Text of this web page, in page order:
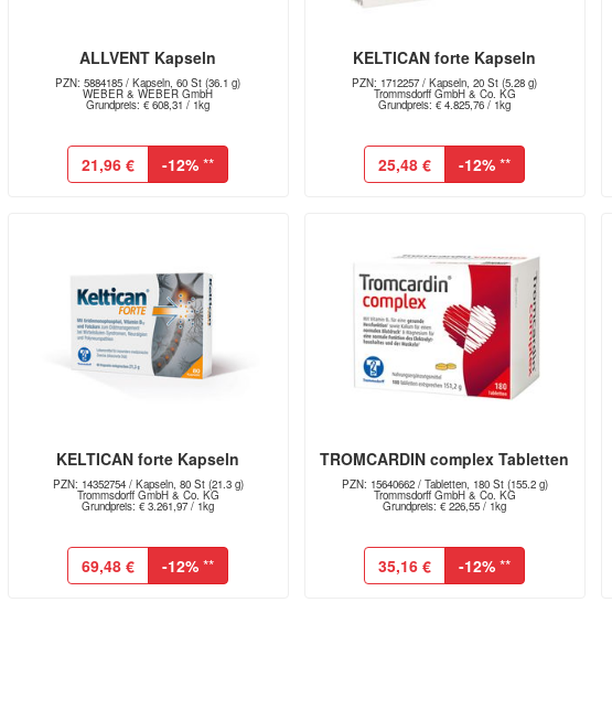
ALLVENT Kapseln
PZN: 5884185 / Kapseln, 60 St (36.1 g)
WEBER & WEBER GmbH
Grundpreis: € 608,31 / 1kg
21,96 € -12% **
KELTICAN forte Kapseln
PZN: 1712257 / Kapseln, 20 St (5.28 g)
Trommsdorff GmbH & Co. KG
Grundpreis: € 4.825,76 / 1kg
25,48 € -12% **
KELTICAN forte Kapseln
PZN: 14352754 / Kapseln, 80 St (21.3 g)
Trommsdorff GmbH & Co. KG
Grundpreis: € 3.261,97 / 1kg
69,48 € -12% **
TROMCARDIN complex Tabletten
PZN: 15640662 / Tabletten, 180 St (155.2 g)
Trommsdorff GmbH & Co. KG
Grundpreis: € 226,55 / 1kg
35,16 € -12% **